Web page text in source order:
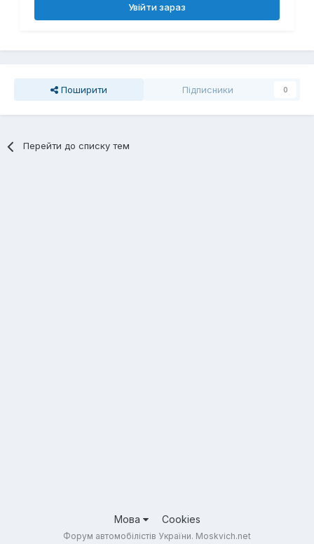
Увійти зараз
Поширити Підписники 0
Перейти до списку тем
Мова Cookies
Форум автомобілістів України. Moskvich.net